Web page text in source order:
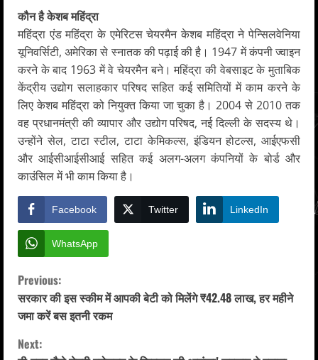
कौन है केशब महिंद्रा
महिंद्रा एंड महिंद्रा के एमेरिटस चेयरमैन केशब महिंद्रा ने पेन्सिलवेनिया
यूनिवर्सिटी, अमेरिका से स्नातक की पढ़ाई की है। 1947 में कंपनी ज्वाइन
करने के बाद 1963 में वे चेयरमैन बने। महिंद्रा की वेबसाइट के मुताबिक
केंद्रीय उद्योग सलाहकार परिषद सहित कई समितियों में काम करने के
लिए केशब महिंद्रा को नियुक्त किया जा चुका है। 2004 से 2010 तक
वह प्रधानमंत्री की व्यापार और उद्योग परिषद, नई दिल्ली के सदस्य थे।
उन्होंने सेल, टाटा स्टील, टाटा केमिकल्स, इंडियन होटल्स, आईएफसी
और आईसीआईसीआई सहित कई अलग-अलग कंपनियों के बोर्ड और
काउंसिल में भी काम किया है।
Facebook Twitter LinkedIn
WhatsApp
C
o
n
Previous:
सरकार की इस स्कीम में आपकी बेटी को मिलेंगे ₹42.48 लाख, हर महीने
जमा करें बस इतनी रकम
Next: